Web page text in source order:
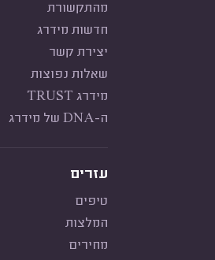
מהתקשורת
חדשות מידרג
יצירת קשר
שאלות נפוצות
מידרג TRUST
ה-DNA של מידרג
עזרים
טיפים
המלצות
מחירים